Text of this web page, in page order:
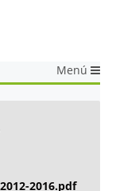
Menú
2016.pdf